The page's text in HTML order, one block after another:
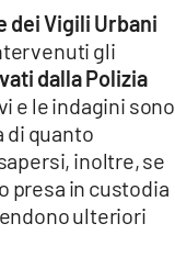
dei Vigili Urbani
gli
dalla Polizia
e le indagini sono
di quanto
inoltre, se
presa in custodia
ulteriori